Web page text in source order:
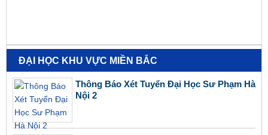
ĐẠI HỌC KHU VỰC MIỀN BẮC
Thông Báo Xét Tuyển Đại Học Sư Phạm Hà
Nội 2